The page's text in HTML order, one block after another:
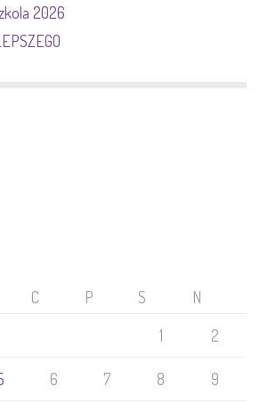
2026
C P S
N
1
2
6 7 8 9